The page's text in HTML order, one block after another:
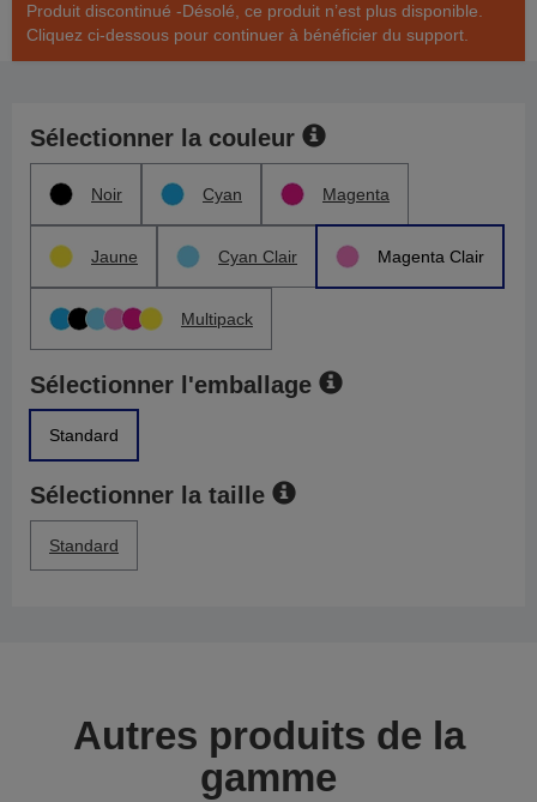
Produit discontinué -Désolé, ce produit n’est plus disponible.
Cliquez ci-dessous pour continuer à bénéficier du support.
Sélectionner la couleur
Noir Cyan Magenta
Jaune Cyan Clair Magenta Clair
Multipack
Sélectionner l'emballage
Standard
Sélectionner la taille
Standard
Autres produits de la
gamme